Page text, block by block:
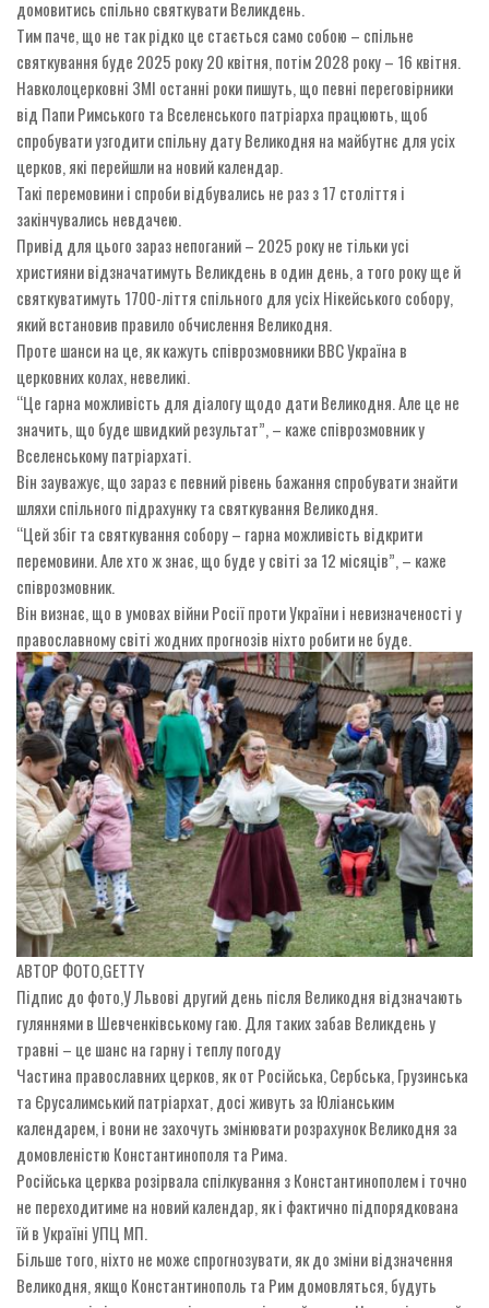
домовитись спільно святкувати Великдень.
Тим паче, що не так рідко це стається само собою – спільне
святкування буде 2025 року 20 квітня, потім 2028 року – 16 квітня.
Навколоцерковні ЗМІ останні роки пишуть, що певні переговірники
від Папи Римського та Вселенського патріарха працюють, щоб
спробувати узгодити спільну дату Великодня на майбутнє для усіх
церков, які перейшли на новий календар.
Такі перемовини і спроби відбувались не раз з 17 століття і
закінчувались невдачею.
Привід для цього зараз непоганий – 2025 року не тільки усі
християни відзначатимуть Великдень в один день, а того року ще й
святкуватимуть 1700-ліття спільного для усіх Нікейського собору,
який встановив правило обчислення Великодня.
Проте шанси на це, як кажуть співрозмовники ВВС Україна в
церковних колах, невеликі.
“Це гарна можливість для діалогу щодо дати Великодня. Але це не
значить, що буде швидкий результат”, – каже співрозмовник у
Вселенському патріархаті.
Він зауважує, що зараз є певний рівень бажання спробувати знайти
шляхи спільного підрахунку та святкування Великодня.
“Цей збіг та святкування собору – гарна можливість відкрити
перемовини. Але хто ж знає, що буде у світі за 12 місяців”, – каже
співрозмовник.
Він визнає, що в умовах війни Росії проти України і невизначеності у
православному світі жодних прогнозів ніхто робити не буде.
АВТОР ФОТО,GETTY
Підпис до фото,У Львові другий день після Великодня відзначають
гуляннями в Шевченківському гаю. Для таких забав Великдень у
травні – це шанс на гарну і теплу погоду
Частина православних церков, як от Російська, Сербська, Грузинська
та Єрусалимський патріархат, досі живуть за Юліанським
календарем, і вони не захочуть змінювати розрахунок Великодня за
домовленістю Константинополя та Рима.
Російська церква розірвала спілкування з Константинополем і точно
не переходитиме на новий календар, як і фактично підпорядкована
їй в Україні УПЦ МП.
Більше того, ніхто не може спрогнозувати, як до зміни відзначення
Великодня, якщо Константинополь та Рим домовляться, будуть